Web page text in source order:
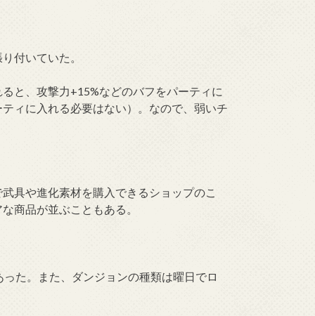
付いていた。
と、攻撃力+15%などのバフをパーティに
ィに入れる必要はない）。なので、弱いチ
具や進化素材を購入できるショップのこ
商品が並ぶこともある。
た。また、ダンジョンの種類は曜日でロ